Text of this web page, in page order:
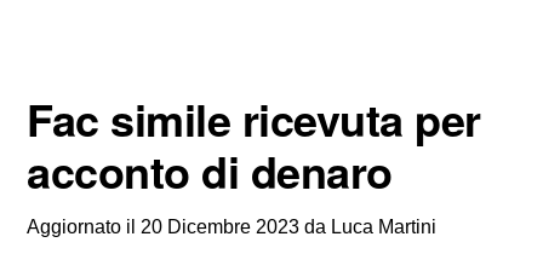
Fac simile ricevuta per
acconto di denaro
Aggiornato il 20 Dicembre 2023 da Luca Martini